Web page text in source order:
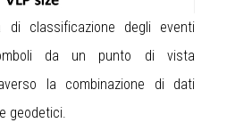
di classificazione degli eventi
da un punto di vista
la combinazione di dati
geodetici.